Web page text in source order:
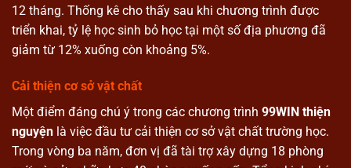
12 tháng. Thống kê cho thấy sau khi chương trình được
triển khai, tỷ lệ học sinh bỏ học tại một số địa phương đã
giảm từ 12% xuống còn khoảng 5%.
Cải thiện cơ sở vật chất
Một điểm đáng chú ý trong các chương trình 99WIN thiện
nguyện là việc đầu tư cải thiện cơ sở vật chất trường học.
Trong vòng ba năm, đơn vị đã tài trợ xây dựng 18 phòng